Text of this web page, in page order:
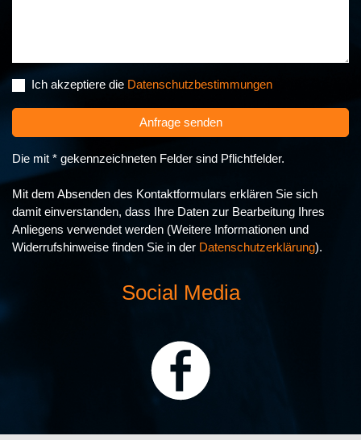
Ich akzeptiere die Datenschutzbestimmungen
Anfrage senden
Die mit * gekennzeichneten Felder sind Pflichtfelder.
Mit dem Absenden des Kontaktformulars erklären Sie sich
damit einverstanden, dass Ihre Daten zur Bearbeitung Ihres
Anliegens verwendet werden (Weitere Informationen und
Widerrufshinweise finden Sie in der Datenschutzerklärung).
Social Media